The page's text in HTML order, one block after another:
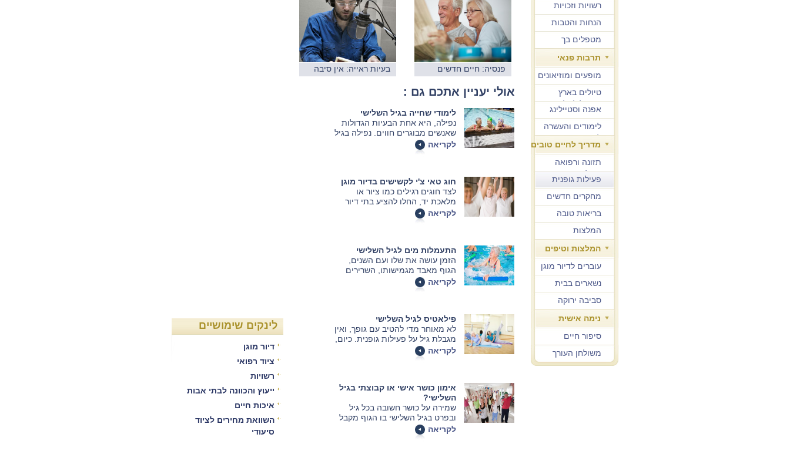
רשויות וזכויות
הנחות והטבות
מטפלים בך
תרבות פנאי
מופעים ומוזיאונים
טיולים בארץ
ובחו"ל לגיל הזהב
אפנה וסטיילינג
לימודים והעשרה
למבוגרים
מדריך לחיים טובים
תזונה ורפואה
משלימה
פעילות גופנית
מחקרים חדשים
בריאות טובה
המלצות
המלצות וטיפים
עוברים לדיור מוגן
נשארים בבית
סביבה ירוקה
נימה אישית
סיפור חיים
משולחן העורך
פנסיה: חיים חדשים
בעיות ראייה: אין סיבה
אולי יעניין אתכם גם :
לימודי שחייה בגיל השלישי
נפילה, היא אחת הבעיות הגדולות
שאנשים מבוגרים חווים. נפילה בגיל
מבוגר יכולה להשפיע על פגיעות
נוספות ומסוכנות. חוקרים סבורים
ליפול ולהיפגע.
לקריאה
חוג טאי צ'י לקשישים בדיור מוגן
לצד חוגים רגילים כמו ציור או
מלאכת יד, החלו להציע בתי דיור
מוגן גם חוגים נוספים שמתאימים
לקשישים. אחד החוגים הללו נקרא
התועלות.
לקריאה
התעמלות מים לגיל השלישי
הזמן עושה את שלו ועם השנים,
הגוף מאבד מגמישותו, השרירים
כואבים יותר ותוך פרק זמן קצר יותר.
מנגד, יש חשיבות רבה להתעמלות
לקריאה
פילאטיס לגיל השלישי
לא מאוחר מדי להטיב עם גופך, ואין
מגבלת גיל על פעילות גופנית. כיום,
קוראת הרפואה לאוכלוסיית הגיל
השלישי לעסוק בפעילות גופנית
לקריאה
אימון כושר אישי או קבוצתי בגיל
השלישי?
שמירה על כושר חשובה בכל גיל
ובפרט בגיל השלישי בו הגוף מקבל
צורה אחרת ועל מנת לשמור עליו לא
רק אכילה חשובה אלא גם כושר גופני
לקריאה
לינקים שימושיים
דיור מוגן
ציוד רפואי
רשויות
ייעוץ והכוונה לבתי אבות
איכות חיים
השוואת מחירים לציוד
סיעודי